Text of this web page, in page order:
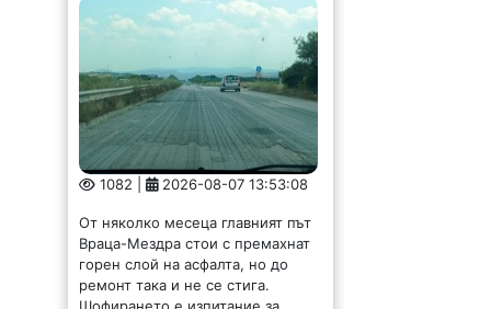
Долна Бешовица ще е
домакин на първия
фестивал „Сирене и
занаяти“